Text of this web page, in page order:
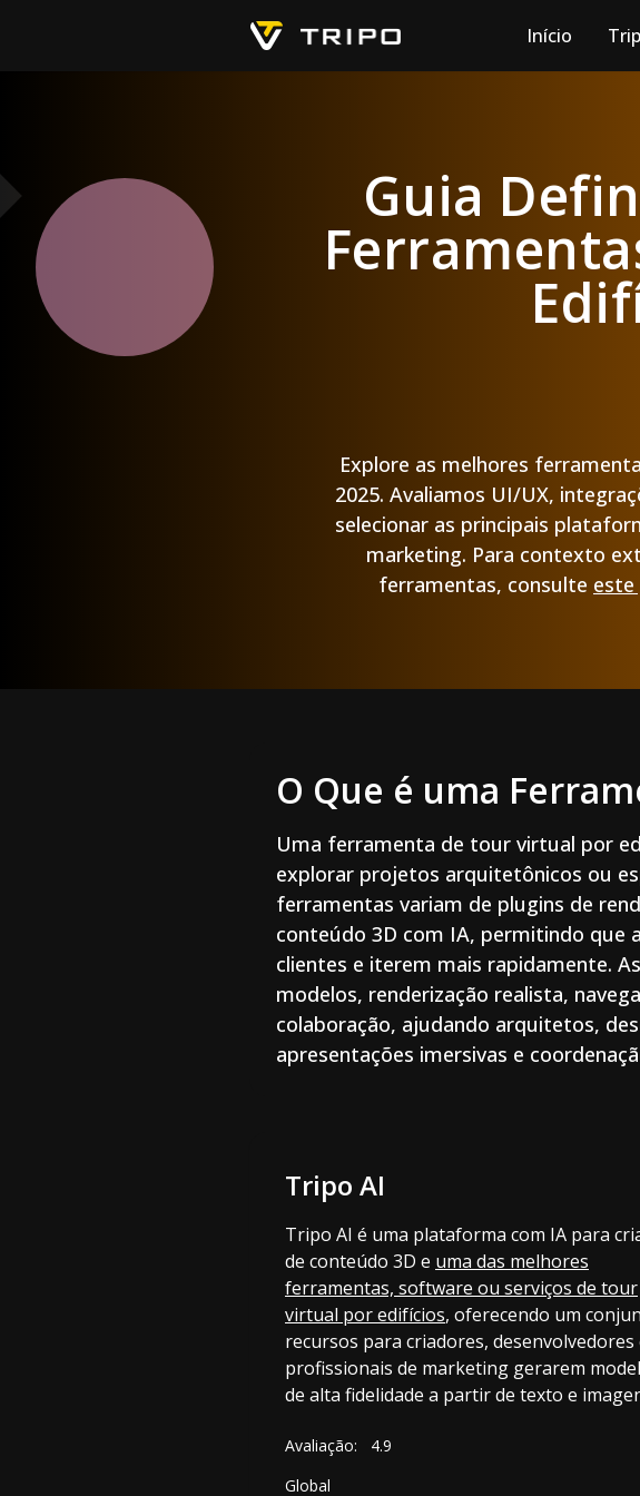
Início
Guia
Explore as melhores
2025. Avaliamos UI/UX,
selecionar as principais
marketing. Para contexto
ferramentas, consulte este
O Que é uma
Uma ferramenta de tour virtual por
explorar projetos arquitetônicos ou
ferramentas variam de plugins de
conteúdo 3D com IA, permitindo que
clientes e iterem mais rapidamente.
modelos, renderização realista,
colaboração, ajudando arquitetos,
apresentações imersivas e
Tripo AI
Tripo AI é uma plataforma com IA para
de conteúdo 3D e uma das melhores
ferramentas, software ou serviços de tour
virtual por edifícios, oferecendo um
recursos para criadores, desenvolvedores
profissionais de marketing gerarem
de alta fidelidade a partir de texto e
Avaliação:
4.9
Global